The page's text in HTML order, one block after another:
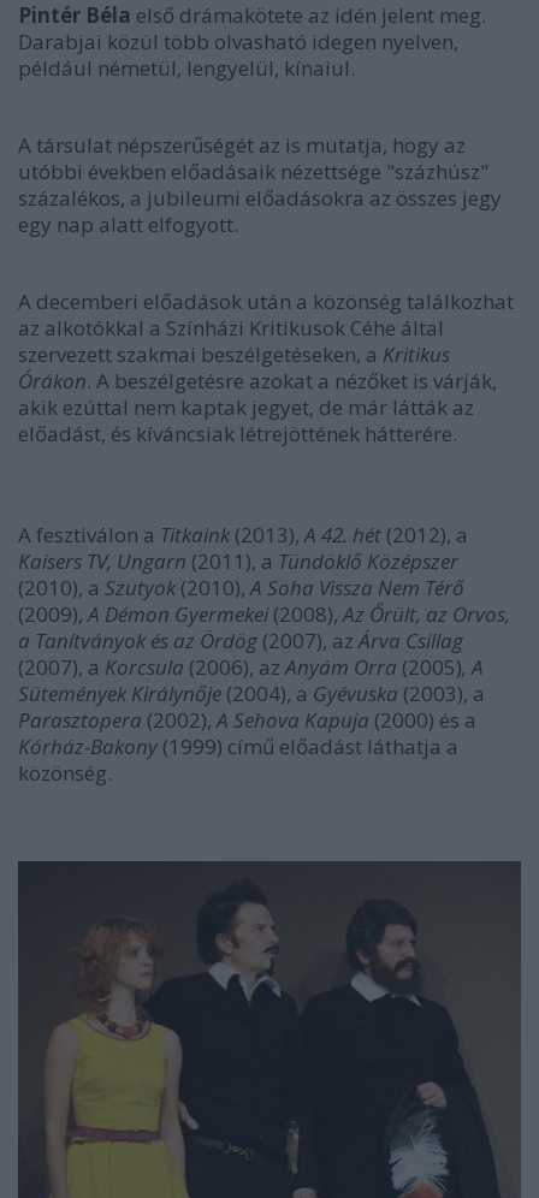
Pintér Béla első drámakötete az idén jelent meg.
Darabjai közül több olvasható idegen nyelven,
például németül, lengyelül, kínaiul.
A társulat népszerűségét az is mutatja, hogy az
utóbbi években előadásaik nézettsége "százhúsz"
százalékos, a jubileumi előadásokra az összes jegy
egy nap alatt elfogyott.
A decemberi előadások után a közönség találkozhat
az alkotókkal a Színházi Kritikusok Céhe által
szervezett szakmai beszélgetéseken, a Kritikus
Órákon. A beszélgetésre azokat a nézőket is várják,
akik ezúttal nem kaptak jegyet, de már látták az
előadást, és kíváncsiak létrejöttének hátterére.
A fesztiválon a Titkaink (2013),A 42. hét (2012), a
Kaisers TV, Ungarn (2011), a Tündöklő Középszer
(2010), a Szutyok (2010),A Soha Vissza Nem Térő
(2009),A Démon Gyermekei (2008),Az Őrült, az Orvos,
a Tanítványok és az Ördög (2007), azÁrva Csillag
(2007), a Korcsula (2006), azAnyám Orra (2005), A
Sütemények Királynője (2004), a Gyévuska (2003), a
Parasztopera (2002),A Sehova Kapuja (2000) és a
Kórház-Bakony (1999) című előadást láthatja a
közönség.